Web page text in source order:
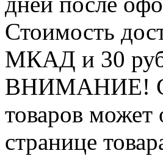
Стоимость
МКАД и 30
ВНИМАНИЕ!
товаров может
странице